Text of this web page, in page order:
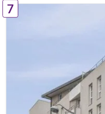
7